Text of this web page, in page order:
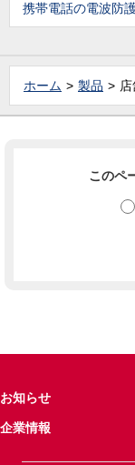
携帯電話の電波防
ホーム 製品
このペ
お知らせ
企業情報